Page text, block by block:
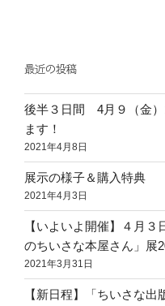
最近の投稿
後半３日間 4月９（金）
ます！
2021年4月8日
展示の様子＆購入特典
2021年4月3日
【いよいよ開催】４月
のちいさな本屋さん」展
2021年3月31日
【新日程】「ちいさな